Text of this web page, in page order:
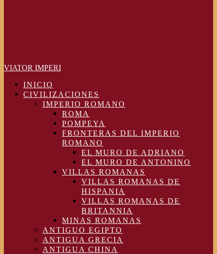
VIATOR IMPERI
INICIO
CIVILIZACIONES
IMPERIO ROMANO
ROMA
POMPEYA
FRONTERAS DEL IMPERIO
ROMANO
EL MURO DE ADRIANO
EL MURO DE ANTONINO
VILLAS ROMANAS
VILLAS ROMANAS DE
HISPANIA
VILLAS ROMANAS DE
BRITANNIA
MINAS ROMANAS
ANTIGUO EGIPTO
ANTIGUA GRECIA
ANTIGUA CHINA